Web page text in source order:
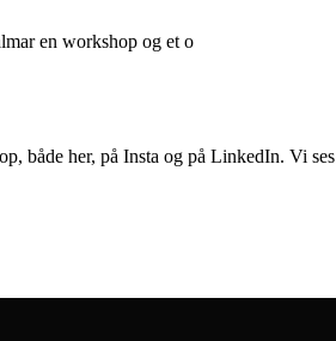
en workshop og et o
både her, på Insta og på LinkedIn. Vi ses